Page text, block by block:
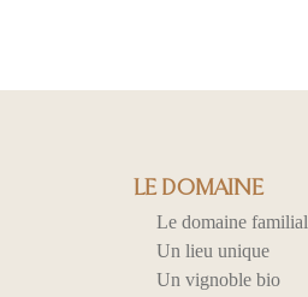
LE DOMAINE
Le domaine familial
Un lieu unique
Un vignoble bio